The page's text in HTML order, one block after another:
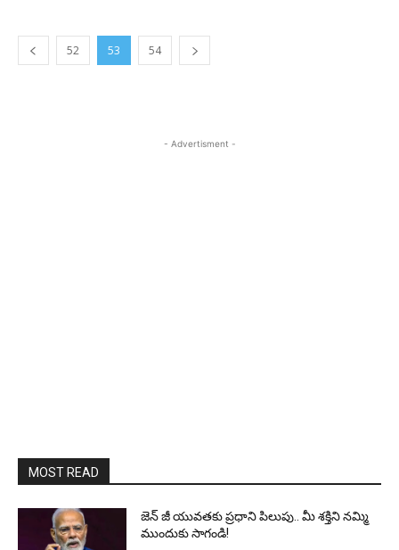
52 53 54
- Advertisment -
MOST READ
జెన్‌ జీ యువతకు ప్రధాని పిలుపు.. మీ శక్తిని నమ్మి
ముందుకు సాగండి!